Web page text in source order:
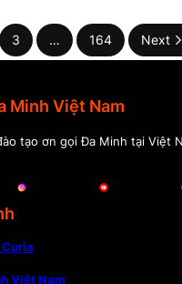
3 … 164 Next
Minh Việt Nam
tạo ơn gọi Đa Minh tại Việt
Việt Nam